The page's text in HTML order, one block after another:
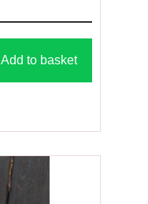
Add to basket